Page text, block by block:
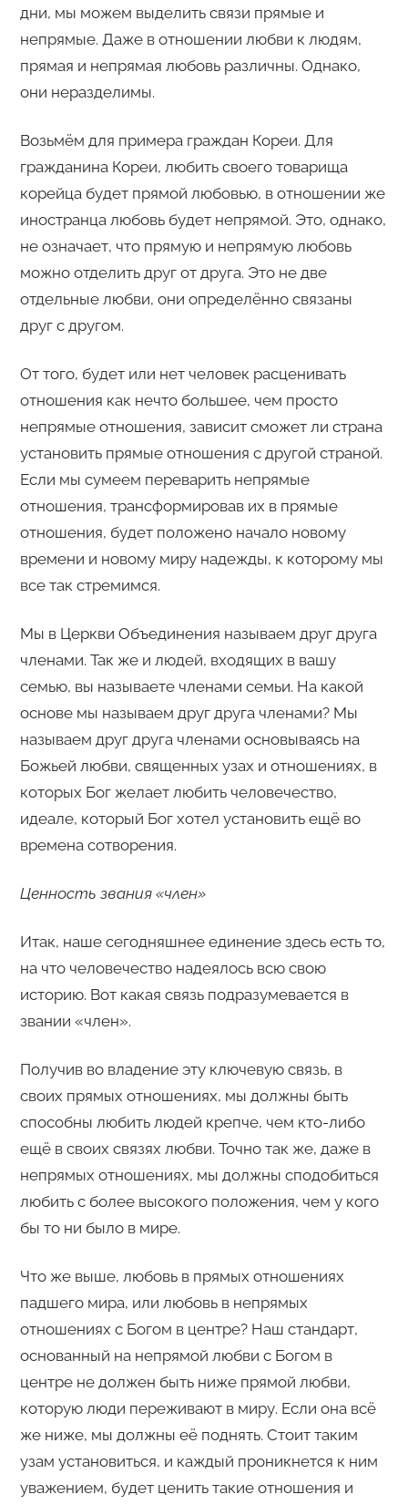
дни, мы можем выделить связи прямые и
непрямые. Даже в отношении любви к людям,
прямая и непрямая любовь различны. Однако,
они неразделимы.
Возьмём для примера граждан Кореи. Для
гражданина Кореи, любить своего товарища
корейца будет прямой любовью, в отношении же
иностранца любовь будет непрямой. Это, однако,
не означает, что прямую и непрямую любовь
можно отделить друг от друга. Это не две
отдельные любви, они определённо связаны
друг с другом.
От того, будет или нет человек расценивать
отношения как нечто большее, чем просто
непрямые отношения, зависит сможет ли страна
установить прямые отношения с другой страной.
Если мы сумеем переварить непрямые
отношения, трансформировав их в прямые
отношения, будет положено начало новому
времени и новому миру надежды, к которому мы
все так стремимся.
Мы в Церкви Объединения называем друг друга
членами. Так же и людей, входящих в вашу
семью, вы называете членами семьи. На какой
основе мы называем друг друга членами? Мы
называем друг друга членами основываясь на
Божьей любви, священных узах и отношениях, в
которых Бог желает любить человечество,
идеале, который Бог хотел установить ещё во
времена сотворения.
Ценность звания «член»
Итак, наше сегодняшнее единение здесь есть то,
на что человечество надеялось всю свою
историю. Вот какая связь подразумевается в
звании «член».
Получив во владение эту ключевую связь, в
своих прямых отношениях, мы должны быть
способны любить людей крепче, чем кто-либо
ещё в своих связях любви. Точно так же, даже в
непрямых отношениях, мы должны сподобиться
любить с более высокого положения, чем у кого
бы то ни было в мире.
Что же выше, любовь в прямых отношениях
падшего мира, или любовь в непрямых
отношениях с Богом в центре? Наш стандарт,
основанный на непрямой любви с Богом в
центре не должен быть ниже прямой любви,
которую люди переживают в миру. Если она всё
же ниже, мы должны её поднять. Стоит таким
узам установиться, и каждый проникнется к ним
уважением, будет ценить такие отношения и